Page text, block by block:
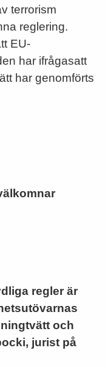
terrorism
reglering.
EU-
har ifrågasatt
har genomförts
regler är
och
jurist på